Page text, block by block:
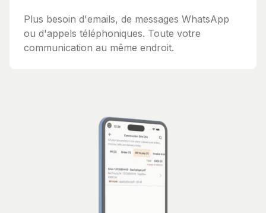
Plus besoin d'emails, de messages WhatsApp
ou d'appels téléphoniques. Toute votre
communication au même endroit.